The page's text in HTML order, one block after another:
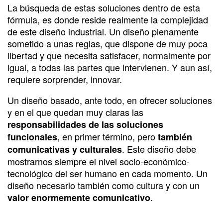
La búsqueda de estas soluciones dentro de esta
fórmula, es donde reside realmente la complejidad
de este diseño industrial. Un diseño plenamente
sometido a unas reglas, que dispone de muy poca
libertad y que necesita satisfacer, normalmente por
igual, a todas las partes que intervienen. Y aun así,
requiere sorprender, innovar.
Un diseño basado, ante todo, en ofrecer soluciones
y en el que quedan muy claras las
responsabilidades de las soluciones
funcionales, en primer término, perotambién
comunicativas y culturales. Este diseño debe
mostrarnos siempre el nivel socio-económico-
tecnológico del ser humano en cada momento. Un
diseño necesario también como cultura y con un
valor enormemente comunicativo.